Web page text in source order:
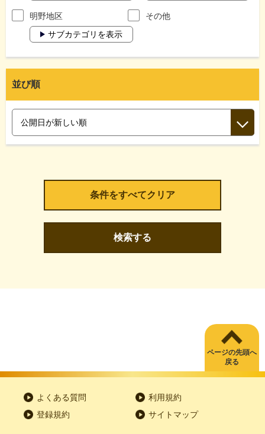
明野地区
サブカテゴリを表示
その他
並び順
検索する
ページの先頭へ
戻る
よくある質問
利用規約
登録規約
サイトマップ